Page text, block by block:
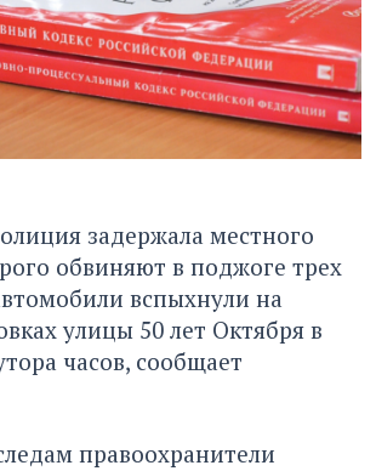
задержала местного
обвиняют в поджоге трех
вспыхнули на
улицы 50 лет Октября в
часов, сообщает
правоохранители